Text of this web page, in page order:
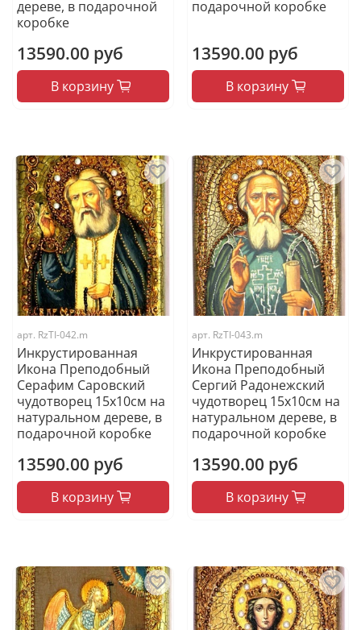
дереве, в подарочной
коробке
13590.00 руб
В корзину
подарочной коробке
13590.00 руб
В корзину
арт. RzTI-042.m
Инкрустированная
Икона Преподобный
Серафим Саровский
чудотворец 15х10см на
натуральном дереве, в
подарочной коробке
13590.00 руб
В корзину
арт. RzTI-043.m
Инкрустированная
Икона Преподобный
Сергий Радонежский
чудотворец 15х10см на
натуральном дереве, в
подарочной коробке
13590.00 руб
В корзину